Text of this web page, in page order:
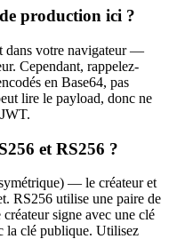
production ici ?
dans votre navigateur —
Cependant, rappelez-
en Base64, pas
lire le payload, donc ne
et RS256 ?
— le créateur et
RS256 utilise une paire de
signe avec une clé
la clé publique. Utilisez